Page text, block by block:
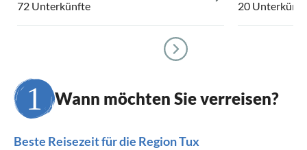
72 Unterkünfte 20
Wann möchten Sie verreisen?
Beste Reisezeit für die Region Tux